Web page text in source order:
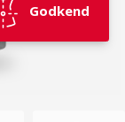
Godkend